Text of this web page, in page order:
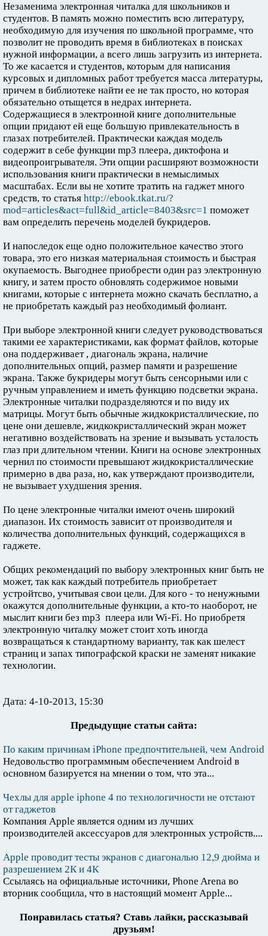
Незаменима электронная читалка для школьников и
студентов. В память можно поместить всю литературу,
необходимую для изучения по школьной программе, что
позволит не проводить время в библиотеках в поисках
нужной информации, а всего лишь загрузить из интернета.
То же касается и студентов, которым для написания
курсовых и дипломных работ требуется масса литературы,
причем в библиотеке найти ее не так просто, но которая
обязательно отыщется в недрах интернета.
Содержащиеся в электронной книге дополнительные
опции придают ей еще большую привлекательность в
глазах потребителей. Практически каждая модель
содержит в себе функции mp3 плеера, диктофона и
видеопроигрывателя. Эти опции расширяют возможности
использования книги практически в немыслимых
масштабах. Если вы не хотите тратить на гаджет много
средств, то статья http://ebook.tkat.ru/?
mod=articles&act=full&id_article=8403&src=1 поможет
вам определить перечень моделей букридеров.
И напоследок еще одно положительное качество этого
товара, это его низкая материальная стоимость и быстрая
окупаемость. Выгоднее приобрести один раз электронную
книгу, и затем просто обновлять содержимое новыми
книгами, которые с интернета можно скачать бесплатно, а
не приобретать каждый раз необходимый фолиант.
При выборе электронной книги следует руководствоваться
такими ее характеристиками, как формат файлов, которые
она поддерживает , диагональ экрана, наличие
дополнительных опций, размер памяти и разрешение
экрана. Также букридеры могут быть сенсорными или с
ручным управлением и иметь функцию подсветки экрана.
Электронные читалки подразделяются и по виду их
матрицы. Могут быть обычные жидкокристаллические, по
цене они дешевле, жидкокристаллический экран может
негативно воздействовать на зрение и вызывать усталость
глаз при длительном чтении. Книги на основе электронных
чернил по стоимости превышают жидкокристаллические
примерно в два раза, но, как утверждают производители,
не вызывает ухудшения зрения.
По цене электронные читалки имеют очень широкий
диапазон. Их стоимость зависит от производителя и
количества дополнительных функций, содержащихся в
гаджете.
Общих рекомендаций по выбору электронных книг быть не
может, так как каждый потребитель приобретает
устройтсво, учитывая свои цели. Для кого - то ненужными
окажутся дополнительные функции, а кто-то наоборот, не
мыслит книги без mp3 плеера или Wi-Fi. Но приобретя
электронную читалку может стоит хоть иногда
возвращаться к стандартному варианту, так как шелест
страниц и запах типографской краски не заменят никакие
технологии.
Дата: 4-10-2013, 15:30
Предыдущие статьи сайта:
По каким причинам iPhone предпочтительней, чем Android
Недовольство программным обеспечением Android в
основном базируется на мнении о том, что эта...
Чехлы для apple iphone 4 по технологичности не отстают
от гаджетов
Компания Apple является одним из лучших
производителей аксессуаров для электронных устройств....
Apple проводит тесты экранов с диагональю 12,9 дюйма и
разрешением 2К и 4К
Ссылаясь на официальные источники, Phone Arena во
вторник сообщила, что в настоящий момент Apple...
Понравилась статья? Ставь лайки, рассказывай
друзьям!